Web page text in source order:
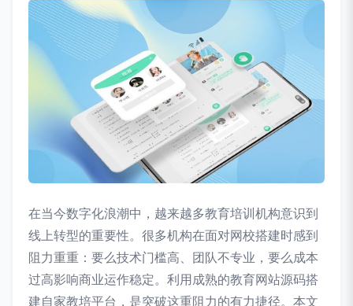
在当今数字化浪潮中，越来越多教育培训机构意识到
线上转型的重要性。很多机构在面对网校搭建时感到
阻力重重：要么技术门槛高、团队不专业，要么成本
过高影响商业运作稳定。利用成熟的教育网站源码搭
建自家教培平台，是突破这重阻力的有力捷径。本文